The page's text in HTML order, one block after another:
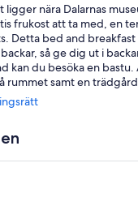
ligger nära Dalarnas
frukost att ta med, en
Detta bed and
så ge dig ut i
kan du besöka en bastu.
rummet samt en
förmåner som följande:
med bokning av